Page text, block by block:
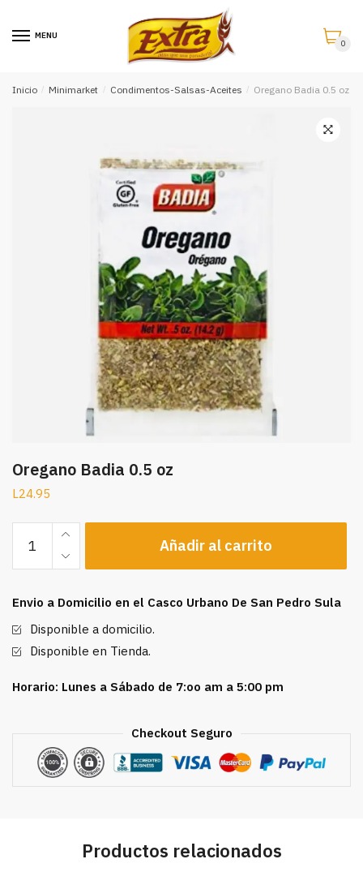
MENU
0
Inicio / Minimarket / Condimentos-Salsas-Aceites / Oregano Badia 0.5 oz
Oregano Badia 0.5 oz
L24.95
Badia
0.5
cantidad
Añadir al carrito
Envio a Domicilio en el Casco Urbano De San Pedro Sula
Disponible a domicilio.
Disponible en Tienda.
Horario: Lunes a Sábado de 7:oo am a 5:00 pm
Checkout Seguro
Productos relacionados